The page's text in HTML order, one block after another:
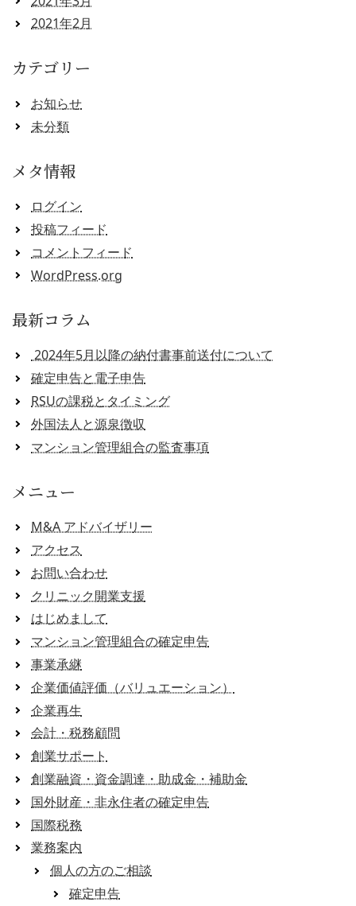
2021年2月
カテゴリー
お知らせ
未分類
メタ情報
ログイン
投稿フィード
コメントフィード
WordPress.org
最新コラム
2024年5月以降の納付書事前送付について
確定申告と電子申告
RSUの課税とタイミング
外国法人と源泉徴収
マンション管理組合の監査事項
メニュー
M&A アドバイザリー
アクセス
お問い合わせ
クリニック開業支援
はじめまして
マンション管理組合の確定申告
事業承継
企業価値評価（バリュエーション）
企業再生
会計・税務顧問
創業サポート
創業融資・資金調達・助成金・補助金
国外財産・非永住者の確定申告
国際税務
業務案内
個人の方のご相談
確定申告